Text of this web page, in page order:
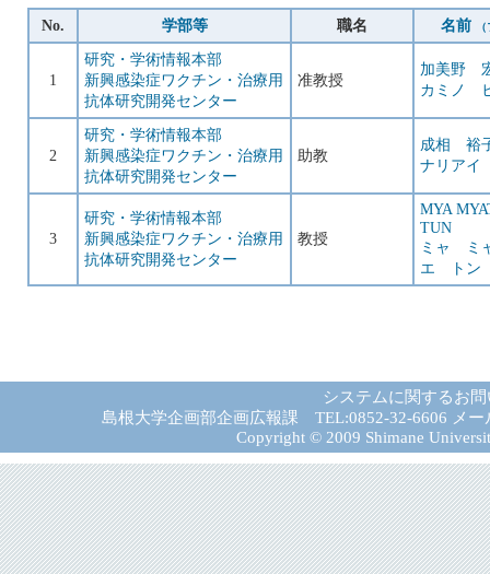
No. 学部等 職名 名前
1
研究・学術情報本部
新興感染症ワクチン・治療用
抗体研究開発センター
准教授
加美野
カミノ
2
研究・学術情報本部
新興感染症ワクチン・治療用
抗体研究開発センター
助教
成相 裕
ナリア
3
研究・学術情報本部
新興感染症ワクチン・治療用
抗体研究開発センター
教授
MYA
TUN
ミャ ミ
エ トン
システムに関するお
島根大学企画部企画広報課 TEL:0852-32-6606 メー
Copyright © 2009 Shimane